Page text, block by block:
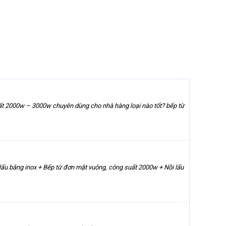
2000w – 3000w chuyên dùng cho nhà hàng loại nào tốt? bếp từ
bằng inox + Bếp từ đơn mặt vuông, công suất 2000w + Nồi lẩu